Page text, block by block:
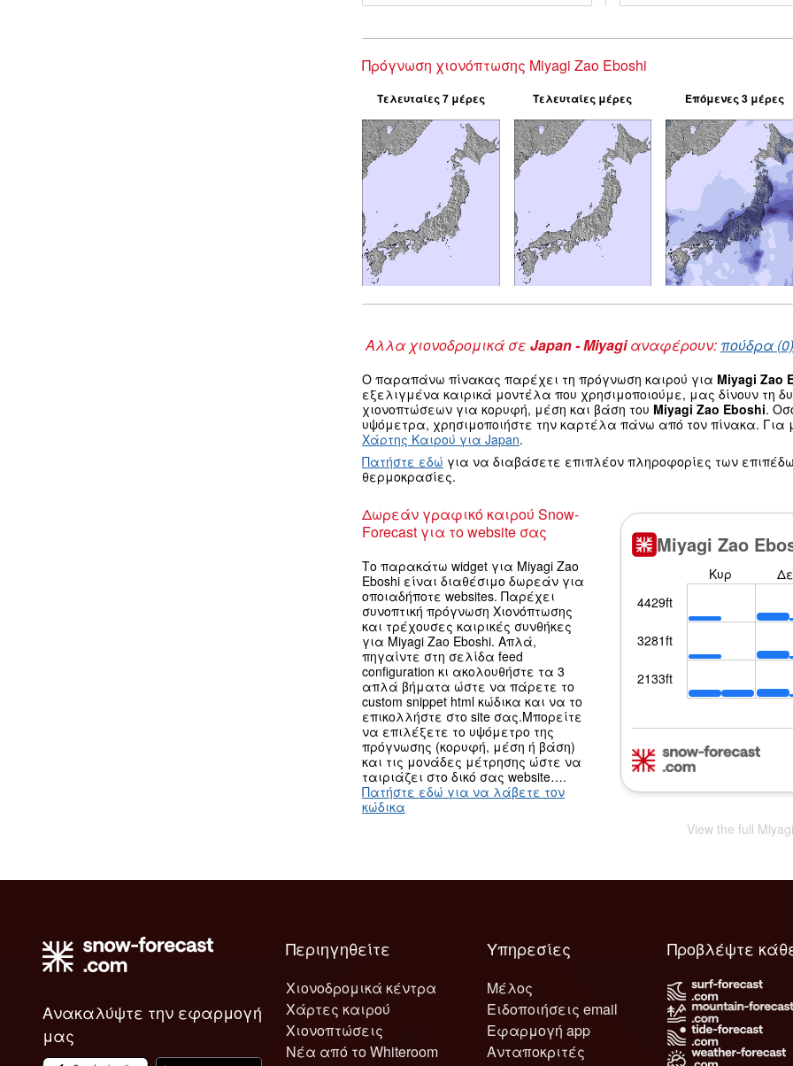
Πρόγνωση χιονόπτωσης Miyagi Zao Eboshi
Τελευταίες 7 μέρες Τελευταίες μέρες Επόμενες 3 μέρες
Αλλα χιονοδρομικά σε Japan - Miyagiαναφέρουν: πούδρα (0)
Ο παραπάνω πίνακας παρέχει τη πρόγνωση καιρού για Miyagi Zao
εξελιγμένα καιρικά μοντέλα που χρησιμοποιούμε, μας δίνουν τη
χιονοπτώσεων για κορυφή, μέση και βάση του Miyagi Zao Eboshi.
υψόμετρα, χρησιμοποιήστε την καρτέλα πάνω από τον πίνακα. Για
Χάρτης Καιρού για Japan.
Πατήστε εδώ για να διαβάσετε επιπλέον πληροφορίες των
θερμοκρασίες.
Δωρεάν γραφικό καιρού Snow-
Forecast για το website σας
Το παρακάτω widget για Miyagi Zao
Eboshi είναι διαθέσιμο δωρεάν για
οποιαδήποτε websites. Παρέχει
συνοπτική πρόγνωση Χιονόπτωσης
και τρέχουσες καιρικές συνθήκες
για Miyagi Zao Eboshi. Απλά,
πηγαίντε στη σελίδα feed
configuration κι ακολουθήστε τα 3
απλά βήματα ώστε να πάρετε το
custom snippet html κώδικα και να το
επικολλήστε στο site σας.Μπορείτε
να επιλέξετε το υψόμετρο της
πρόγνωσης (κορυφή, μέση ή βάση)
και τις μονάδες μέτρησης ώστε να
ταιριάζει στο δικό σας website….
Πατήστε εδώ για να λάβετε τον
κώδικα
View the full
Ανακαλύψτε την εφαρμογή
μας
Περιηγηθείτε
Χιονοδρομικά κέντρα
Χάρτες καιρού
Χιονοπτώσεις
Νέα από το Whiteroom
Υπηρεσίες
Μέλος
Ειδοποιήσεις email
Εφαρμογή app
Ανταποκριτές
Προβλέψτε